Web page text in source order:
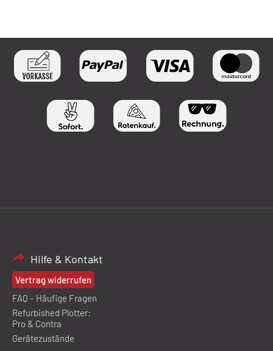
Hilfe & Kontakt
Vertrag widerrufen
FAQ – Häufige Fragen
Refurbished Plotter:
Pro & Contra
Gerätezustände